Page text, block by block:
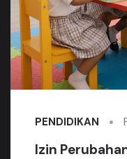
PENDIDIKAN
Izin